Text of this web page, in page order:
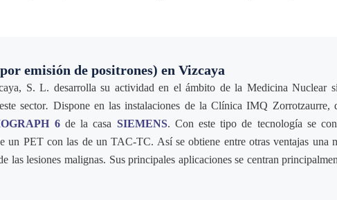
emisión de positrones) en Vizcaya
S. L. desarrolla su actividad en el ámbito de la Medicina Nuclear
sector. Dispone en las instalaciones de la Clínica IMQ Zorrotzaurre,
6de la casa SIEMENS. Con este tipo de tecnología se
un PET con las de un TAC-TC. Así se obtiene entre otras ventajas una
las lesiones malignas. Sus principales aplicaciones se centran